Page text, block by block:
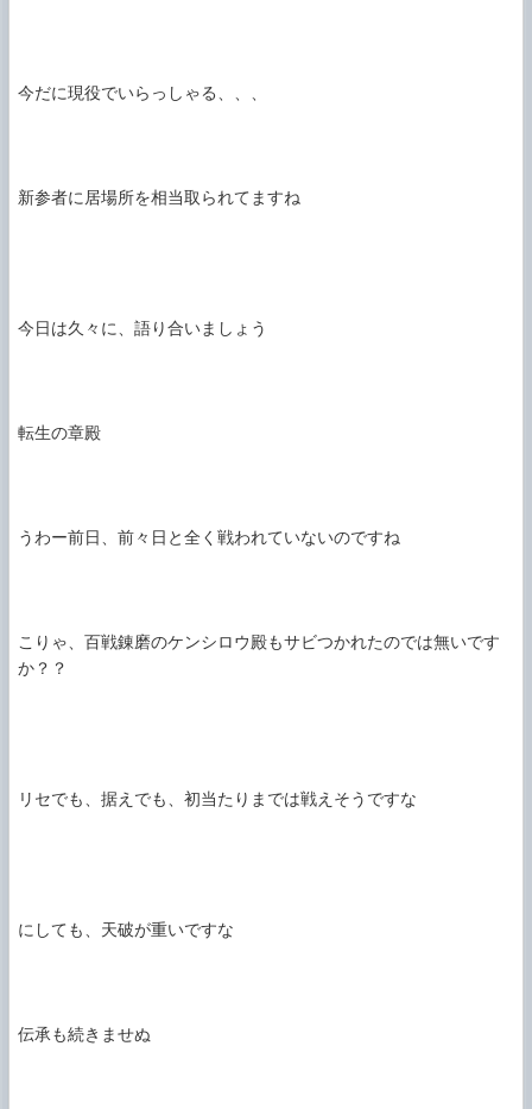
今だに現役でいらっしゃる、、、
新参者に居場所を相当取られてますね
今日は久々に、語り合いましょう
転生の章殿
うわー前日、前々日と全く戦われていないのですね
こりゃ、百戦錬磨のケンシロウ殿もサビつかれたのでは無いです
か？？
リセでも、据えでも、初当たりまでは戦えそうですな
にしても、天破が重いですな
伝承も続きませぬ